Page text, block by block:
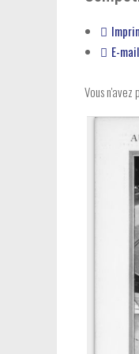
E-mail
Vous